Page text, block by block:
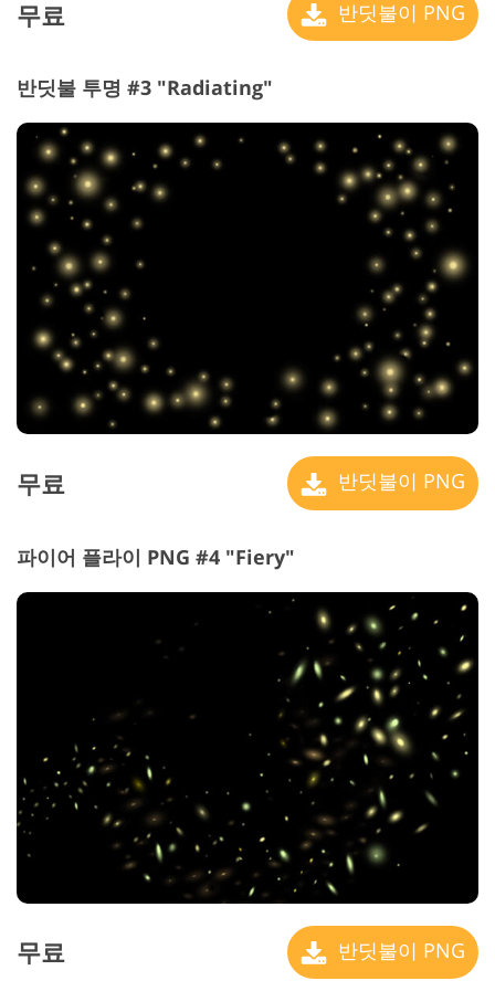
무료 반딧불이 PNG
반딧불 투명 #3 "Radiating"
무료 반딧불이 PNG
파이어 플라이 PNG #4 "Fiery"
무료 반딧불이 PNG